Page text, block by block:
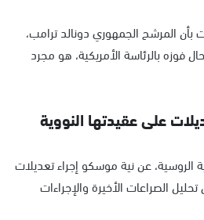
بأن المرشح الجمهوري دونالد ترامب،
فوزه بالرئاسة الأمريكية، هو مجرد
على عقيدتها النووية
الروسية، عن نية موسكو إجراء تعديلات
الصراعات الأخيرة والإجراءات